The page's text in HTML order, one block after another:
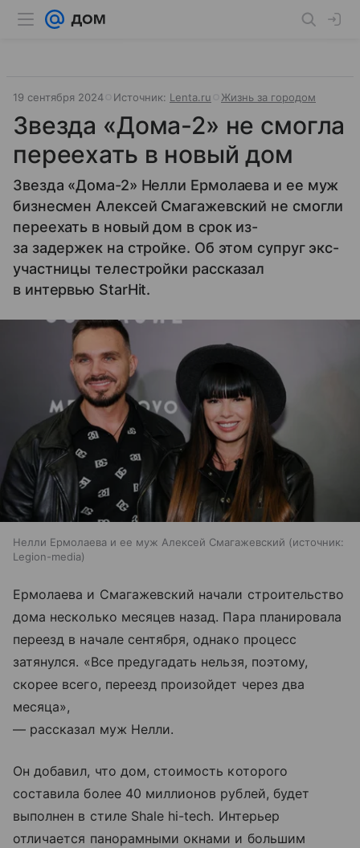
19 сентября 2024 Источник: Lenta.ru Жизнь за городом
Звезда «Дома-2» не смогла
переехать в новый дом
Звезда «Дома-2» Нелли Ермолаева и ее муж
бизнесмен Алексей Смагажевский не смогли
переехать в новый дом в срок из-
за задержек на стройке. Об этом супруг экс-
участницы телестройки рассказал
в интервью StarHit.
Нелли Ермолаева и ее муж Алексей Смагажевский
источник:
Legion-media
Ермолаева и Смагажевский начали строительство
дома несколько месяцев назад. Пара планировала
переезд в начале сентября, однако процесс
затянулся. «Все предугадать нельзя, поэтому,
скорее всего, переезд произойдет через два
месяца»,
— рассказал муж Нелли.
Он добавил, что дом, стоимость которого
составила более 40 миллионов рублей, будет
выполнен в стиле Shale hi-tech. Интерьер
отличается панорамными окнами и большим